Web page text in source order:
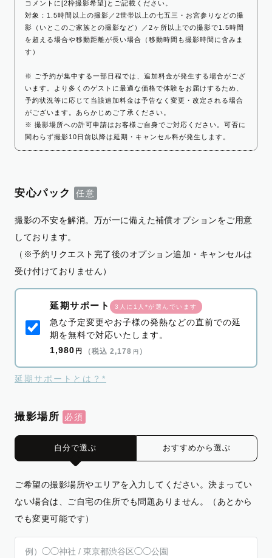
コメントに[2枠撮影希望]とご記載ください。
対象：1.5時間以上の撮影／2世帯以上の七五三・お宮参りなどの撮
影（いとこのご家族との撮影など）／2ヶ所以上での撮影で1.5時間
を超える場合や移動距離が長い場合（移動時間も撮影時間に含みま
す）
※ ご予約が集中する一部日程では、追加料金が発生する場合がござ
います。より多くのゲストに最適な価格で体験をお届けするため、
予約状況等に応じて当該追加料金は予告なく変更・改定される場合
がございます。あらかじめご了承ください。
※ 撮影場所への許可申請はお客様ご自身でご対応ください。可否に
関わらず撮影10日前以降は延期・キャンセル料が発生します。
安心パック
撮影の不安を解消。万が一に備えた補償オプションをご用意
しております。
（※予約リクエスト完了後のオプション追加・キャンセルは
受け付けておりません）
延期サポート 3人に1人*が選んでいます
急な予定変更やお子様の発熱などの直前での延
期を無料で対応いたします。
1,980 円 （税込 2,178 円 ）
延期サポートとは？*
撮影場所
自分で選ぶ おすすめから選ぶ
ご希望の撮影場所やエリアを入力してください。決まってい
ない場合は、ご自宅の住所でも問題ありません。（あとから
でも変更可能です）